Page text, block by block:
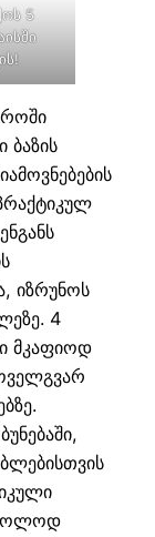
5
ბაზის
იზრუნოს
4
მკაფიოდ